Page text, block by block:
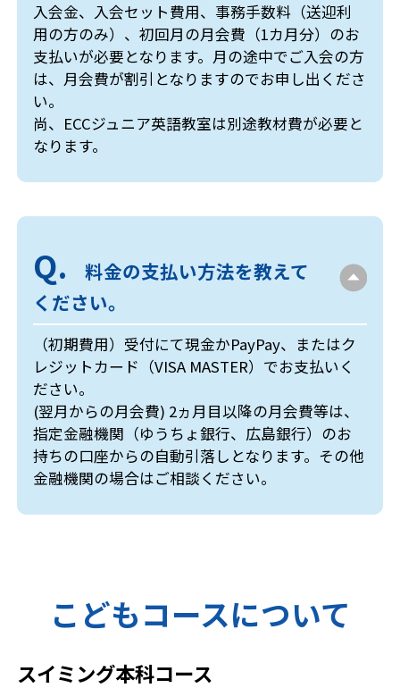
入会金、入会セット費用、事務手数料（送迎利
用の方のみ）、初回月の月会費（1カ月分）のお
支払いが必要となります。月の途中でご入会の方
は、月会費が割引となりますのでお申し出くださ
い。
尚、ECCジュニア英語教室は別途教材費が必要と
なります。
料金の支払い方法を教えて
ください。
（初期費用）受付にて現金かPayPay、またはク
レジットカード（VISA MASTER）でお支払いく
ださい。
(翌月からの月会費) 2ヵ月目以降の月会費等は、
指定金融機関（ゆうちょ銀行、広島銀行）のお
持ちの口座からの自動引落しとなります。その他
金融機関の場合はご相談ください。
こどもコースについて
スイミング本科コース